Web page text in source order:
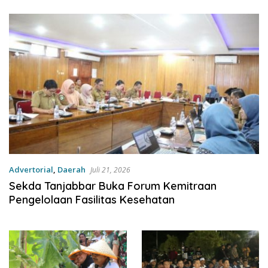
Advertorial, Daerah Juli 21, 2026
Sekda Tanjabbar Buka Forum Kemitraan
Pengelolaan Fasilitas Kesehatan